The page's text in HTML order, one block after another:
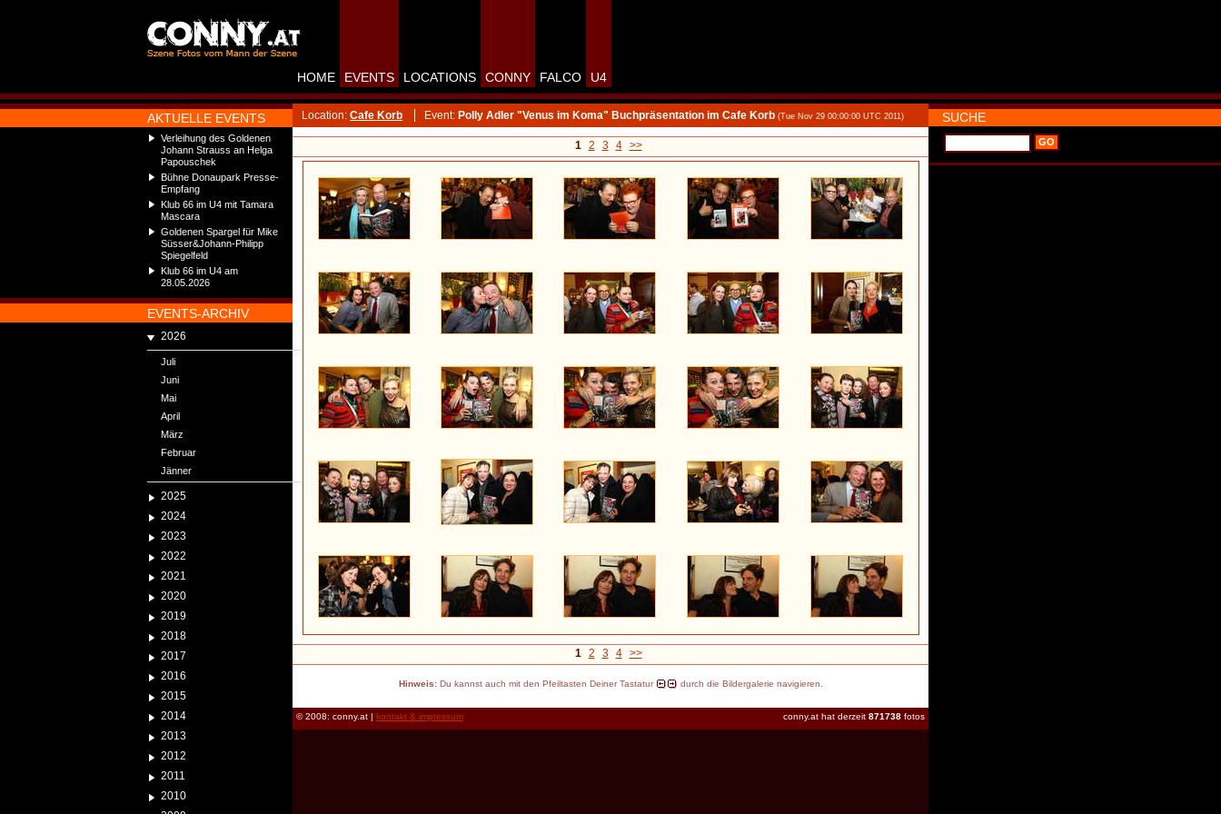
AKTUELLE EVENTS
Verleihung des Goldenen
Johann Strauss an Helga
Papouschek
Bühne Donaupark Presse-
Empfang
Klub 66 im U4 mit Tamara
Mascara
Goldenen Spargel für Mike
Süsser&Johann-Philipp
Spiegelfeld
Klub 66 im U4 am
28.05.2026
EVENTS-ARCHIV
2026
Juli
Juni
Mai
April
März
Februar
Jänner
2025
2024
2023
2022
2021
2020
2019
2018
2017
2016
2015
2014
2013
2012
2011
2010
HOME EVENTS LOCATIONS CONNY FALCO U4
Location: Cafe Korb Event: Polly Adler "Venus im Koma" Buchpräsentation im Cafe Korb (Tue Nov 29 00:00:00 UTC 2011)
1 2 3 4 >>
1 2 3 4 >>
Hinweis:Du kannst auch mit den Pfeiltasten Deiner Tastatur durch die Bildergalerie navigieren.
conny.at hat derzeit 871738 fotos
© 2008: conny.at | kontakt & impressum
SUCHE